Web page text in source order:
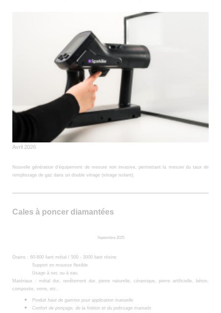
Avril 2026
Nouvelle génération d'équipement de mesure non invasive, permettant la mesure du taux de
remplissage de gaz dans un double vitrage (vitrage isolant).
Cales à poncer diamantées
Septembre 2025
Grains : 60-800 liant métal / 500 - 3000 liant résine
Support en mousse flexible
Usage à sec ou à eau
Matériaux : métal dur, revêtement dur, pierre naturelle, céramique, pierre artificielle, béton,
composite, verre, etc.
Produit haut de gamme pour application manuelle
Confort de ponçage, de la finition et du polissage manuels